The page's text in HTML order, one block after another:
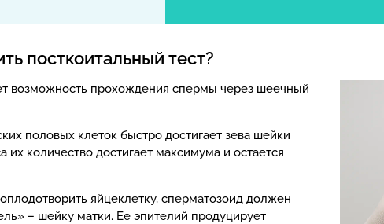
посткоитальный тест?
возможность прохождения спермы через шеечный
половых клеток быстро достигает зева шейки
их количество достигает максимума и остается
яйцеклетку, сперматозоид должен
– шейку матки. Ее эпителий продуцирует